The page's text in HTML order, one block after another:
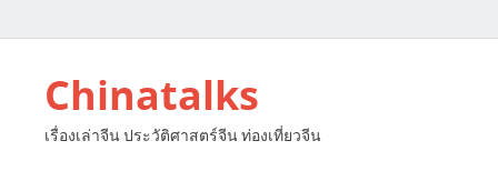
Chinatalks
เรื่องเล่าจีน ประวัติศาสตร์จีน ท่องเที่ยวจีน